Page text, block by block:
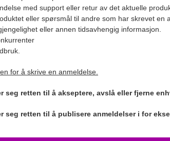
med support eller retur av det aktuelle
eller spørsmål til andre som har skrevet en
eller annen tidsavhengig informasjon.
for å skrive en anmeldelse.
seg retten til å akseptere, avslå eller fjerne
seg retten til å publisere anmeldelser i for